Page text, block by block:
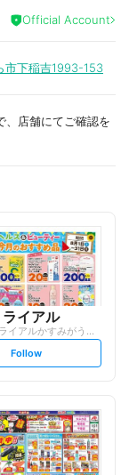
a
i
t
Official Account
市下稲吉1993-153
、店舗にてご確認を
ライアル
トライアルかすみがうら市店
s
l
o
w
Follow